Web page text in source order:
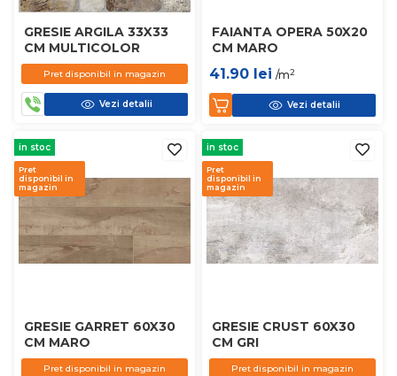
GRESIE ARGILA 33X33
CM MULTICOLOR
Pret disponibil in magazin
Vezi detalii
FAIANTA OPERA 50X20
CM MARO
41.90 lei /m2
Vezi detalii
in stoc
Pret
disponibil in
magazin
GRESIE GARRET 60X30
CM MARO
Pret disponibil in magazin
in stoc
Pret
disponibil in
magazin
GRESIE CRUST 60X30
CM GRI
Pret disponibil in magazin